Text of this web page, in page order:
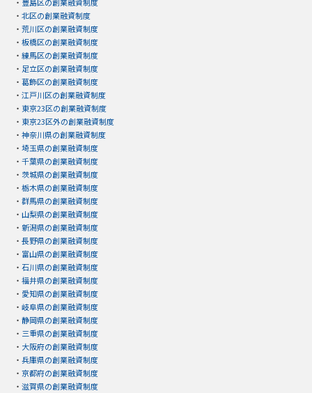
・ 豊島区の創業融資制度
・ 北区の創業融資制度
・ 荒川区の創業融資制度
・ 板橋区の創業融資制度
・ 練馬区の創業融資制度
・ 足立区の創業融資制度
・ 葛飾区の創業融資制度
・ 江戸川区の創業融資制度
・ 東京23区の創業融資制度
・ 東京23区外の創業融資制度
・ 神奈川県の創業融資制度
・ 埼玉県の創業融資制度
・ 千葉県の創業融資制度
・ 茨城県の創業融資制度
・ 栃木県の創業融資制度
・ 群馬県の創業融資制度
・ 山梨県の創業融資制度
・ 新潟県の創業融資制度
・ 長野県の創業融資制度
・ 富山県の創業融資制度
・ 石川県の創業融資制度
・ 福井県の創業融資制度
・ 愛知県の創業融資制度
・ 岐阜県の創業融資制度
・ 静岡県の創業融資制度
・ 三重県の創業融資制度
・ 大阪府の創業融資制度
・ 兵庫県の創業融資制度
・ 京都府の創業融資制度
・ 滋賀県の創業融資制度